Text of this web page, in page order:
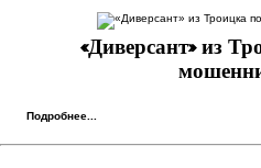
«Диверсант» из
Подробнее...